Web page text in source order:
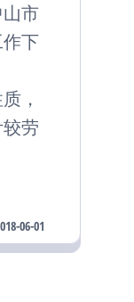
市
下
，
劳
06-01